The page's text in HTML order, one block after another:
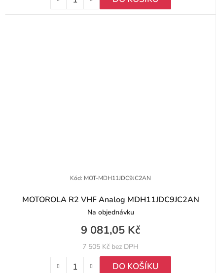
MOTOROLA R2 VHF Analog MDH11JDC9JC2AN
Na objednávku
7 505 Kč bez DPH
9 081,05 Kč
DO KOŠÍKU
Kód: MOT-MDH11JDC9JC2AN